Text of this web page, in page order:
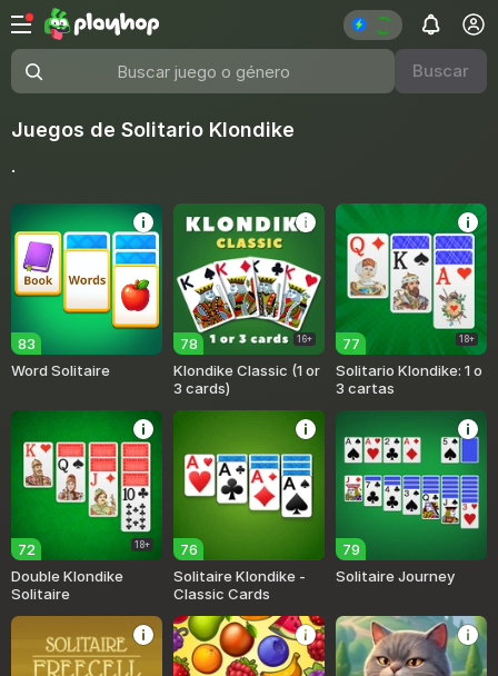
Buscar juego o género Buscar
Juegos de Solitario Klondike
.
83
Word Solitaire
78 16+
Klondike Classic (1 or
3 cards)
77 18+
Solitario Klondike: 1 o
3 cartas
72 18+
Double Klondike
Solitaire
76
Solitaire Klondike -
Classic Cards
79
Solitaire Journey